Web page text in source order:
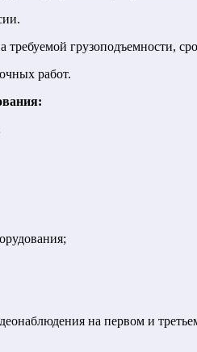
грузоподъемности,
работ.
на первом и